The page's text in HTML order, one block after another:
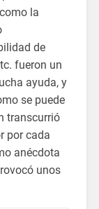
la
de
fueron un
ayuda, y
se puede
transcurrió
por cada
anécdota
unos